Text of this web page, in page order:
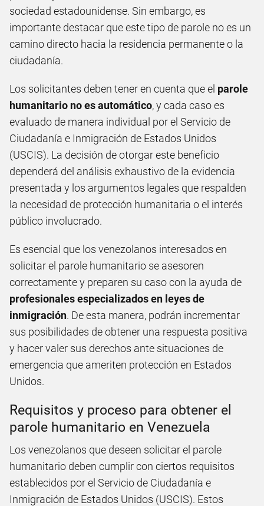
sociedad estadounidense. Sin embargo, es
importante destacar que este tipo de parole no es un
camino directo hacia la residencia permanente o la
ciudadanía.
Los solicitantes deben tener en cuenta que el parole
humanitario no es automático, y cada caso es
evaluado de manera individual por el Servicio de
Ciudadanía e Inmigración de Estados Unidos
(USCIS). La decisión de otorgar este beneficio
dependerá del análisis exhaustivo de la evidencia
presentada y los argumentos legales que respalden
la necesidad de protección humanitaria o el interés
público involucrado.
Es esencial que los venezolanos interesados en
solicitar el parole humanitario se asesoren
correctamente y preparen su caso con la ayuda de
profesionales especializados en leyes de
inmigración. De esta manera, podrán incrementar
sus posibilidades de obtener una respuesta positiva
y hacer valer sus derechos ante situaciones de
emergencia que ameriten protección en Estados
Unidos.
Requisitos y proceso para obtener el
parole humanitario en Venezuela
Los venezolanos que deseen solicitar el parole
humanitario deben cumplir con ciertos requisitos
establecidos por el Servicio de Ciudadanía e
Inmigración de Estados Unidos (USCIS). Estos